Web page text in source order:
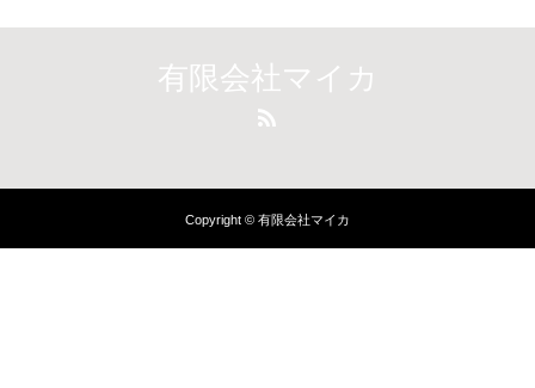
有限会社マイカ
Copyright © 有限会社マイカ